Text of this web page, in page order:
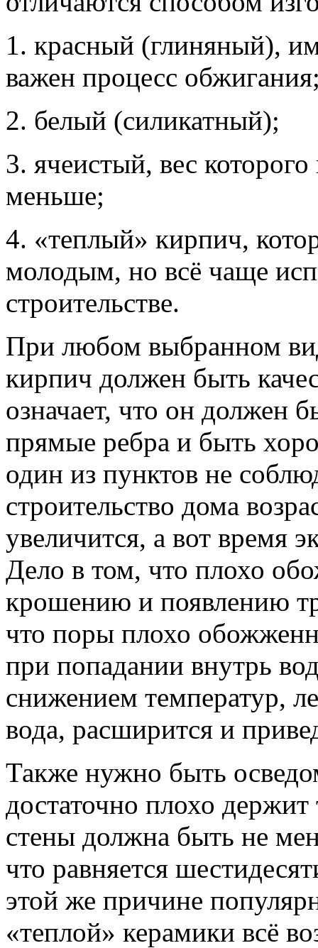
1. красный (глиняный),
важен процесс
2. белый (силикатный);
3. ячеистый, вес
меньше;
4. «теплый» кирпич,
молодым, но всё чаще
строительстве.
При любом выбранном
кирпич должен быть
означает, что он должен
прямые ребра и быть
один из пунктов не
строительство дома
увеличится, а вот время
Дело в том, что плохо
крошению и появлению
что поры плохо
при попадании внутрь
снижением температур,
вода, расширится и
Также нужно быть
достаточно плохо
стены должна быть не
что равняется
этой же причине
«теплой» керамики всё